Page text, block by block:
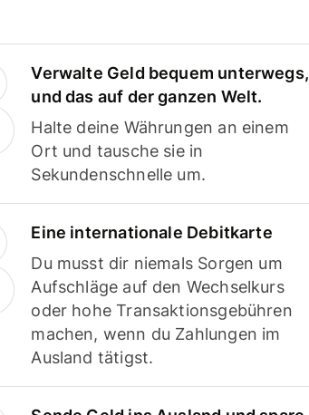
Verwalte Geld bequem unterwegs,
und das auf der ganzen Welt.
Halte deine Währungen an einem
Ort und tausche sie in
Sekundenschnelle um.
Eine internationale Debitkarte
Du musst dir niemals Sorgen um
Aufschläge auf den Wechselkurs
oder hohe Transaktionsgebühren
machen, wenn du Zahlungen im
Ausland tätigst.